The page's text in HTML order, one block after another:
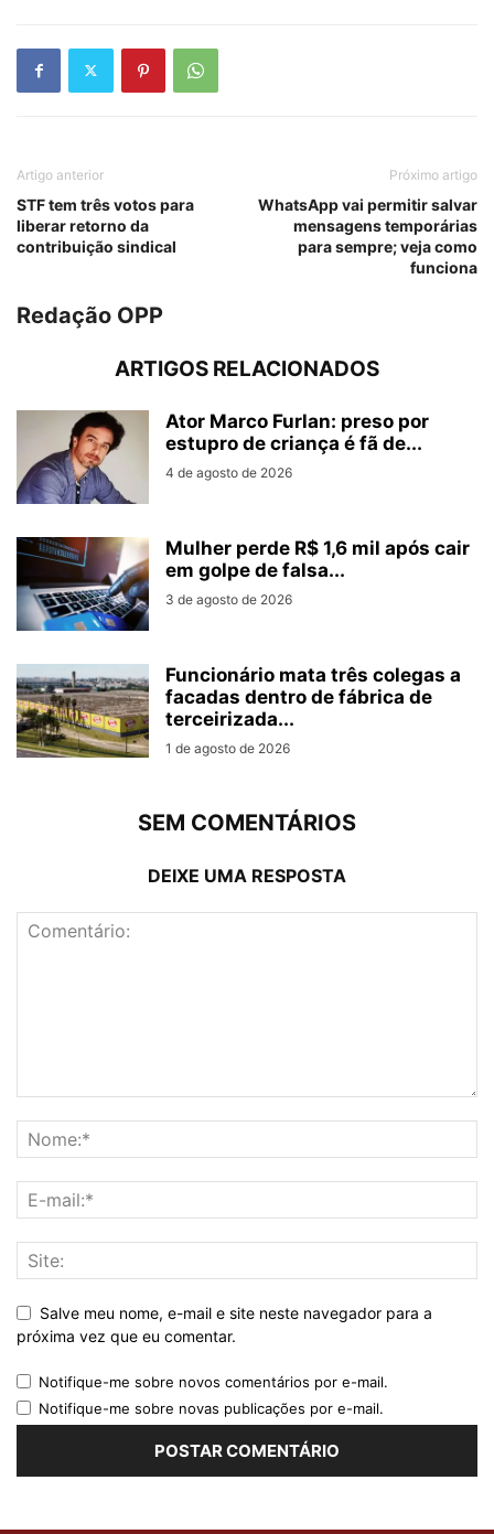
Artigo anterior
STF tem três votos para
liberar retorno da
contribuição sindical
Próximo artigo
WhatsApp vai permitir salvar
mensagens temporárias
para sempre; veja como
funciona
Redação OPP
ARTIGOS RELACIONADOS
Ator Marco Furlan: preso por
estupro de criança é fã de...
4 de agosto de 2026
Mulher perde R$ 1,6 mil após cair
em golpe de falsa...
3 de agosto de 2026
Funcionário mata três colegas a
facadas dentro de fábrica de
terceirizada...
1 de agosto de 2026
SEM COMENTÁRIOS
DEIXE UMA RESPOSTA
Salve meu nome, e-mail e site neste navegador para a
próxima vez que eu comentar.
Notifique-me sobre novos comentários por e-mail.
Notifique-me sobre novas publicações por e-mail.